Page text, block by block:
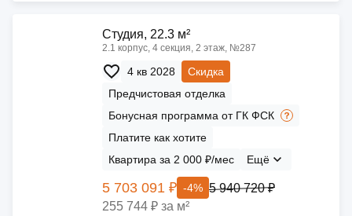
Cтудия, 22.3 м²
2.1 корпус, 4 секция, 2 этаж, №287
4 кв 2028
Скидка
Предчистовая отделка
Бонусная программа от ГК ФСК
Платите как хотите
Квартира за 2 000 ₽/мес
Ещё
5 703 091 ₽ -4% 5 940 720 ₽
255 744 ₽ за м²